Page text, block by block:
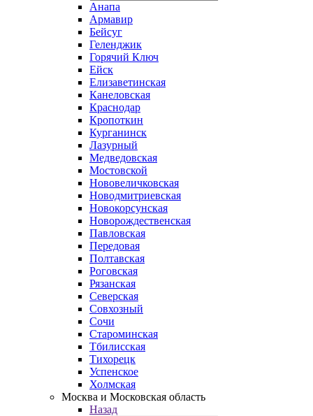
Анапа
Армавир
Бейсуг
Геленджик
Горячий Ключ
Ейск
Елизаветинская
Канеловская
Краснодар
Кропоткин
Курганинск
Лазурный
Медведовская
Мостовской
Нововеличковская
Новодмитриевская
Новокорсунская
Новорождественская
Павловская
Передовая
Полтавская
Роговская
Рязанская
Северская
Совхозный
Сочи
Староминская
Тбилисская
Тихорецк
Успенское
Холмская
Москва и Московская область
Назад